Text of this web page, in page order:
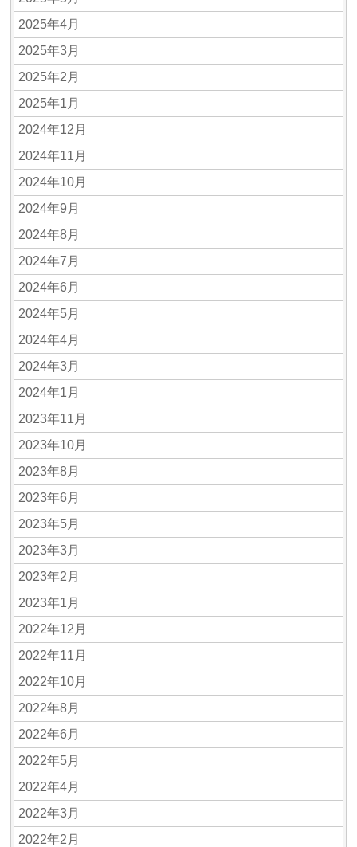
2025年4月
2025年3月
2025年2月
2025年1月
2024年12月
2024年11月
2024年10月
2024年9月
2024年8月
2024年7月
2024年6月
2024年5月
2024年4月
2024年3月
2024年1月
2023年11月
2023年10月
2023年8月
2023年6月
2023年5月
2023年3月
2023年2月
2023年1月
2022年12月
2022年11月
2022年10月
2022年8月
2022年6月
2022年5月
2022年4月
2022年3月
2022年2月